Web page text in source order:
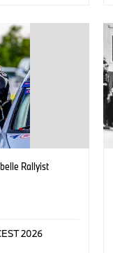
Rallyist
2026